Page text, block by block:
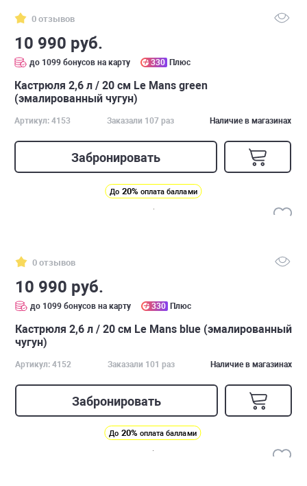
0 отзывов
10 990 руб.
до 1099 бонусов на карту 330 Плюс
Кастрюля 2,6 л / 20 см Le Mans green
(эмалированный чугун)
Артикул: 4153 Заказали 107 раз Наличие в магазинах
Забронировать
До 20% оплата баллами
0 отзывов
10 990 руб.
до 1099 бонусов на карту 330 Плюс
Кастрюля 2,6 л / 20 см Le Mans blue (эмалированный
чугун)
Артикул: 4152 Заказали 101 раз Наличие в магазинах
Забронировать
До 20% оплата баллами